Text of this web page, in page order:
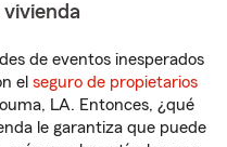
de eventos inesperados
el seguro de propietarios
LA. Entonces, ¿qué
le garantiza que puede